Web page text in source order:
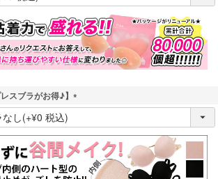
)
スブラがお得♪】
(
須
)